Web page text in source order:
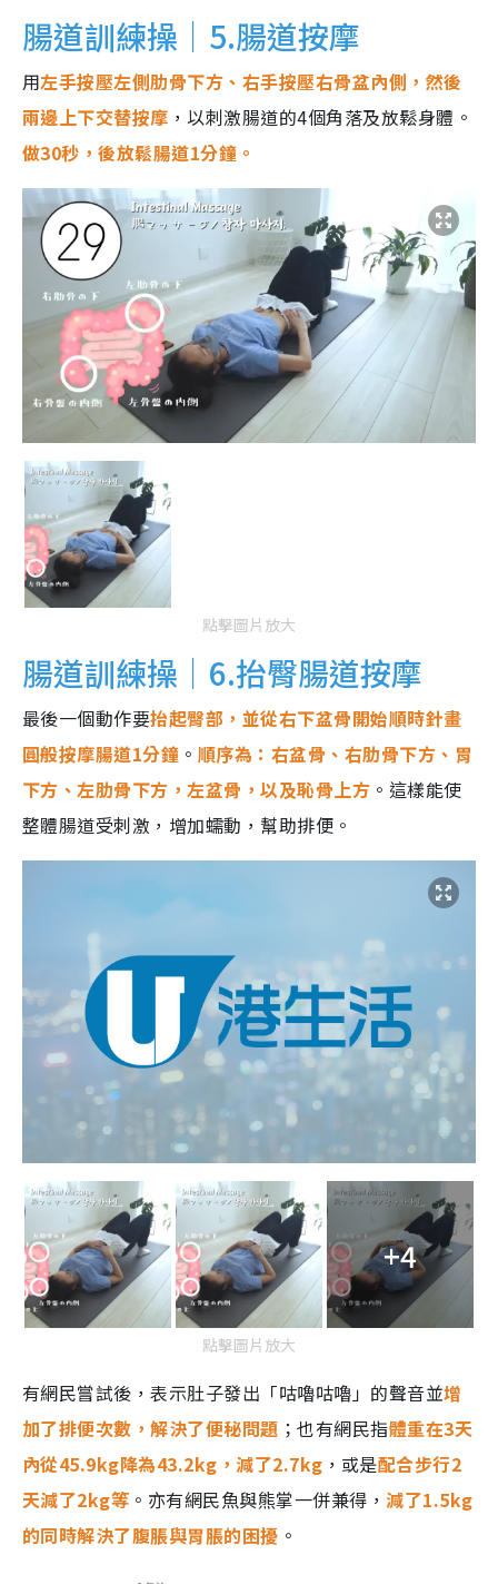
腸道訓練操｜5.腸道按摩
用左手按壓左側肋骨下方、右手按壓右骨盆內側，然後
兩邊上下交替按摩 ，以刺激腸道的4個角落及放鬆身體。
做30秒，後放鬆腸道1分鐘。
點擊圖片放大
腸道訓練操｜6.抬臀腸道按摩
最後一個動作要抬起臀部，並從右下盆骨開始順時針畫
圓般按摩腸道1分鐘 。 順序為：右盆骨、右肋骨下方、胃
下方、左肋骨下方，左盆骨，以及恥骨上方 。這樣能使
整體腸道受刺激，增加蠕動，幫助排便。
+4
點擊圖片放大
有網民嘗試後，表示肚子發出「咕嚕咕嚕」的聲音並增
加了排便次數，解決了便秘問題 ；也有網民指體重在3天
內從45.9kg降為43.2kg，減了2.7kg ，或是配合步行2
天減了2kg等 。亦有網民魚與熊掌一併兼得， 減了1.5kg
的同時解決了腹脹與胃脹的困擾 。